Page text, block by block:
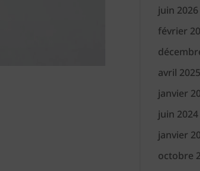
juin 2026
février
avril 2025
janvier
juin 2024
janvier
octobre